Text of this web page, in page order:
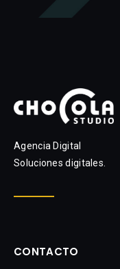
Agencia Digital
Soluciones digitales.
CONTACTO